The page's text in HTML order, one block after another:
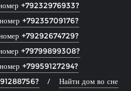
+79232976933?
+79235709176?
+79292674729?
+79799899308?
+79959127294?
Найти дом во сне